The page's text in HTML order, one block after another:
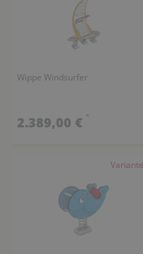
Wippe Windsurfer
2.389,00 € *